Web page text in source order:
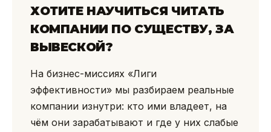
ХОТИТЕ НАУЧИТЬСЯ ЧИТАТЬ
КОМПАНИИ ПО СУЩЕСТВУ, ЗА
ВЫВЕСКОЙ?
На бизнес-миссиях «Лиги
эффективности» мы разбираем реальные
компании изнутри: кто ими владеет, на
чём они зарабатывают и где у них слабые